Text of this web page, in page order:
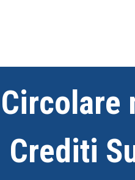
Circolare
Crediti